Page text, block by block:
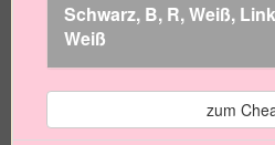
Schwarz, B, R, Weiß,
Weiß
zum